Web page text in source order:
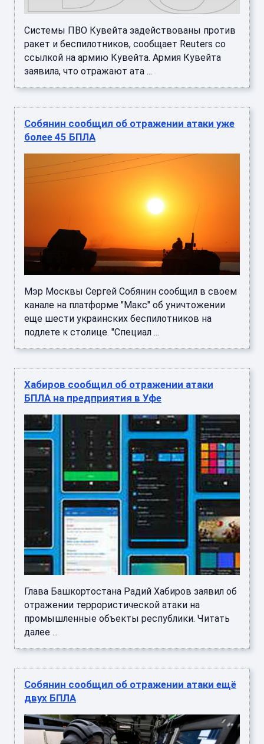
Системы ПВО Кувейта задействованы против
ракет и беспилотников, сообщает Reuters со
ссылкой на армию Кувейта. Армия Кувейта
заявила, что отражают ата ...
Собянин сообщил об отражении атаки уже
более 45 БПЛА
Мэр Москвы Сергей Собянин сообщил в своем
канале на платформе "Макс" об уничтожении
еще шести украинских беспилотников на
подлете к столице. "Специал ...
Хабиров сообщил об отражении атаки
БПЛА на предприятия в Уфе
Глава Башкортостана Радий Хабиров заявил об
отражении террористической атаки на
промышленные объекты республики. Читать
далее ...
Собянин сообщил об отражении атаки ещё
двух БПЛА